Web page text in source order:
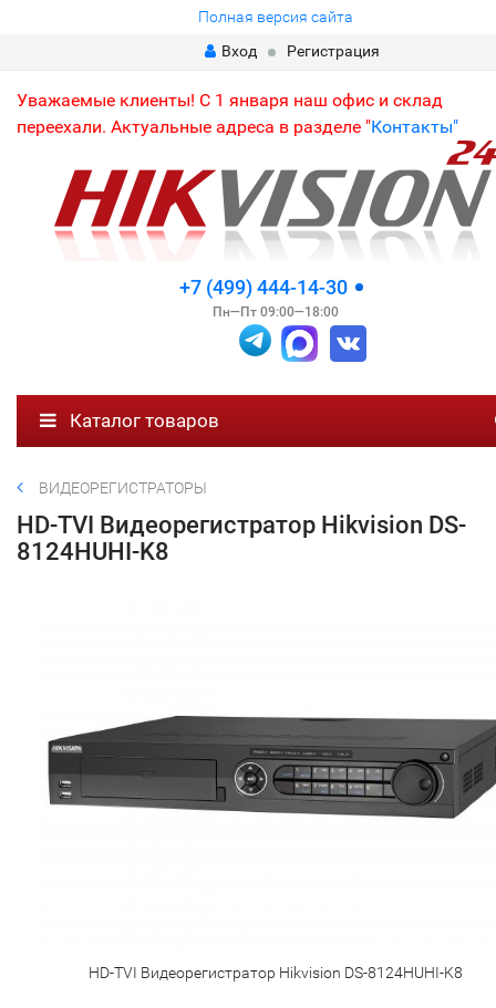
Полная версия сайта
Вход
Регистрация
Уважаемые клиенты! С 1 января наш офис и склад
переехали. Актуальные адреса в разделе "Контакты"
+7 (499) 444-14-30
Пн—Пт 09:00—18:00
Каталог товаров
ВИДЕОРЕГИСТРАТОРЫ
HD-TVI Видеорегистратор Hikvision DS-
8124HUHI-K8
HD-TVI Видеорегистратор Hikvision DS-8124HUHI-K8